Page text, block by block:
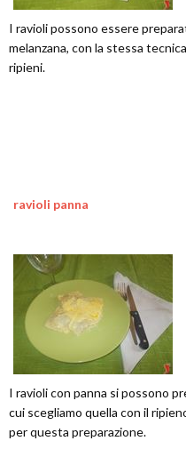
I ravioli possono essere
melanzana, con la stessa
ripieni.
ravioli panna
I ravioli con panna si possono
cui scegliamo quella con il
per questa preparazione.